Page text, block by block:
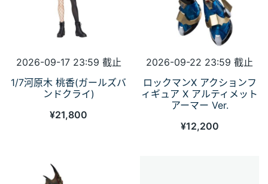
2026-09-17 23:59 截止
1/7河原木 桃香(ガールズバ
ンドクライ)
¥21,800
2026-09-22 23:59 截止
ロックマンX アクションフ
ィギュア X アルティメット
アーマー Ver.
¥12,200